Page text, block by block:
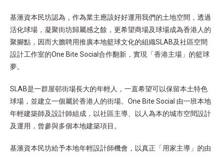
基滙資本民坊認為，作為業主應該好好運用我們的土地空間，透過
活化球場，凝聚街坊歸屬感之餘，更希望商場及球場成為香港人的
聚腳點，因而大膽聘用推廣本地籃球文化的組織SLAB及社區空間
設計工作室的One Bite Social合作翻新，實現「香港主場」的籃球
夢。
SLAB是一群屋邨街場長大的年輕人，一直希望可以保留本土特色
球場，並建立一個屬於香港人的街場。One Bite Social 由一班本地
年輕建築師及設計師組成，以社區主導、以人為本的城市空間設計
及運用，曾參與多個本地建築項目。
基滙資本民坊給予本地年輕設計師機會，以真正「用家主導」的由